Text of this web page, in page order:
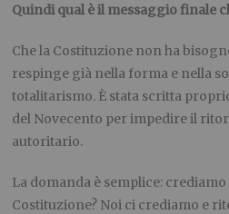
Quindi qual è il messaggio finale
Che la Costituzione non ha
respinge già nella forma e nella
totalitarismo. È stata scritta
del Novecento per impedire il
autoritario.
La domanda è semplice:
Costituzione? Noi ci crediamo e